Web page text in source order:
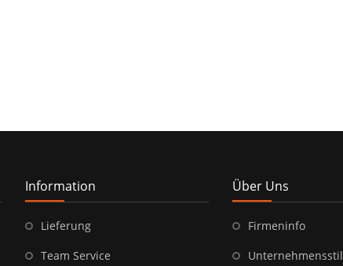
Information
Lieferung
Team Service
Über Uns
Firmeninfo
Unternehmensstil